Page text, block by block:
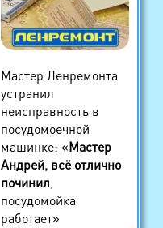
Мастер Ленремонта
устранил
неисправность в
посудомоечной
машинке: «Мастер
Андрей, всё отлично
починил
посудомойка
работает»